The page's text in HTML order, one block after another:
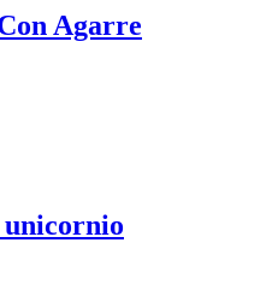
Agarre
unicornio